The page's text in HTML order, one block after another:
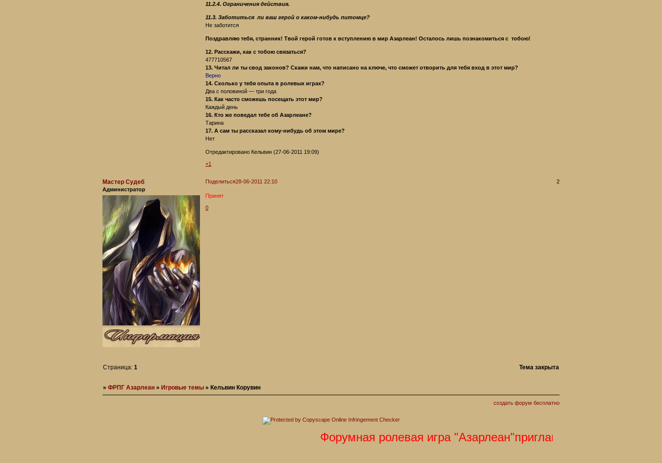
11.2.4. Ограничения действия.
11.3. Заботиться ли ваш герой о каком-нибудь питомце?
Не заботится
Поздравляю тебя, странник! Твой герой готов к вступлению в мир Азарлеан! Осталось лишь познакомиться с тобою!
12. Расскажи, как с тобою связаться?
477710567
13. Читал ли ты свод законов? Скажи нам, что написано на ключе, что сможет отворить для тебя вход в этот мир?
Верно
14. Сколько у тебя опыта в ролевых играх?
Два с половиной — три года
15. Как часто сможешь посещать этот мир?
Каждый день
16. Кто же поведал тебе об Азарлеане?
Тарина
17. А сам ты рассказал кому-нибудь об этом мире?
Нет
Отредактировано Кельвин (27-06-2011 19:09)
+1
Поделиться 2
28-06-2011 22:10
Мастер Судеб
Администратор
Принят
0
Тема закрыта
Страница:1
»ФРПГ Азарлеан »Игровые темы »Кельвин Корувин
создать форум бесплатно
Форумная ролевая игра "Азарлеан"приглашает Вас. С